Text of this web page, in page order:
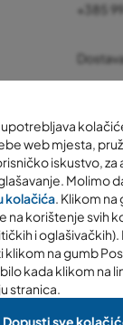
upotrebljava
web mjesta,
iskustvo, za
Molimo
kolačića. Klikom
na korištenje svih
i
na gumb
kada klikom na
stranica.
Dopusti sve
+385